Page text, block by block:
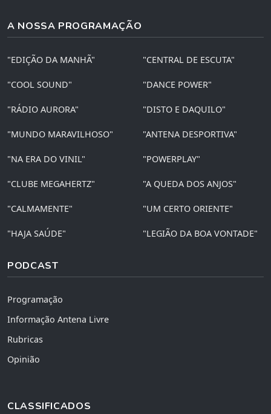
A NOSSA PROGRAMAÇÃO
"EDIÇÃO DA MANHÃ" "CENTRAL DE ESCUTA"
"COOL SOUND" "DANCE POWER"
"RÁDIO AURORA" "DISTO E DAQUILO"
"MUNDO MARAVILHOSO" "ANTENA DESPORTIVA"
"NA ERA DO VINIL" "POWERPLAY"
"CLUBE MEGAHERTZ" "A QUEDA DOS ANJOS"
"CALMAMENTE" "UM CERTO ORIENTE"
"HAJA SAÚDE" "LEGIÃO DA BOA VONTADE"
PODCAST
Programação
Informação Antena Livre
Rubricas
Opinião
CLASSIFICADOS